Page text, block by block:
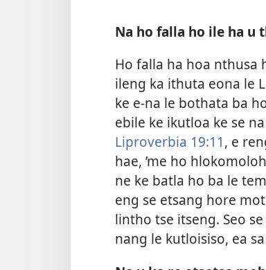
Na ho falla ho ile ha u
Ho falla ha hoa nthusa
ileng ka ithuta eona le
ke e-na le bothata ba
ebile ke ikutloa ke se
Liproverbia 19:11, e
hae, ’me ho
ne ke batla ho ba le
eng se etsang hore
lintho tse itseng. Seo
nang le kutloisiso, ea